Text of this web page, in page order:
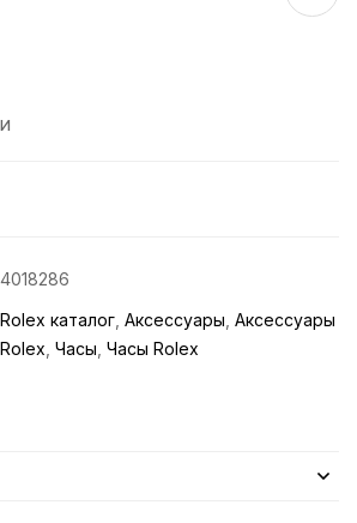
4018286
Rolex каталог Аксессуары Аксессуары
Rolex Часы Часы Rolex